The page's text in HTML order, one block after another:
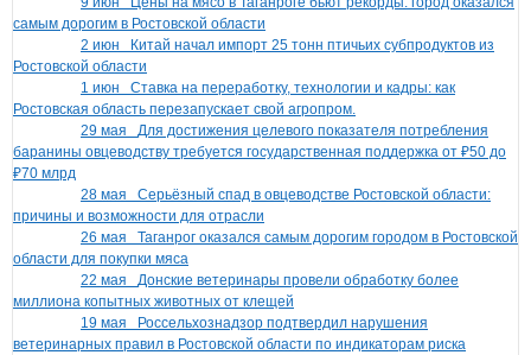
самым дорогим в Ростовской области
2 июн Китай начал импорт 25 тонн птичьих субпродуктов из
Ростовской области
1 июн Ставка на переработку, технологии и кадры: как
Ростовская область перезапускает свой агропром.
29 мая Для достижения целевого показателя потребления
баранины овцеводству требуется государственная поддержка от ₽50 до
₽70 млрд
28 мая Серьёзный спад в овцеводстве Ростовской области:
причины и возможности для отрасли
26 мая Таганрог оказался самым дорогим городом в Ростовской
области для покупки мяса
22 мая Донские ветеринары провели обработку более
миллиона копытных животных от клещей
19 мая Россельхознадзор подтвердил нарушения
ветеринарных правил в Ростовской области по индикаторам риска